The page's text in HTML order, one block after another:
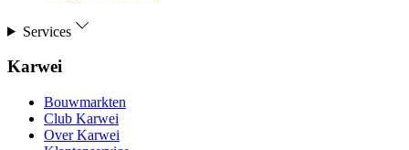
Services
Karwei
Bouwmarkten
Club Karwei
Over Karwei